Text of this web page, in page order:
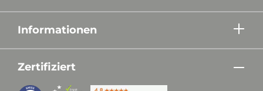
Informationen
Zertifiziert